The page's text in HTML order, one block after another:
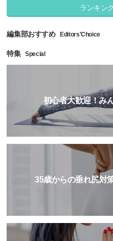
ランキン
編集部おすすめ Editors'Choice
特集 Special
初心者大歓迎！み
35歳からの垂れ尻対